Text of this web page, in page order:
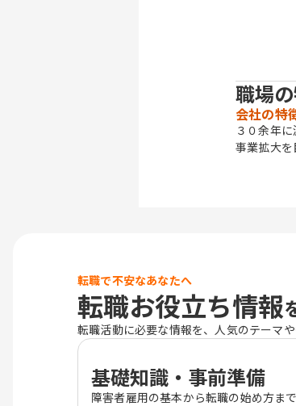
職場
会社の特
３０余年
事業拡大を
転職で不安なあなたへ
転職お役立ち情報
転職活動に必要な情報を、人気のテーマ
基礎知識・事前準備
障害者雇用の基本から転職の始め方ま